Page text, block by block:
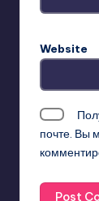
Website
почте. Вы